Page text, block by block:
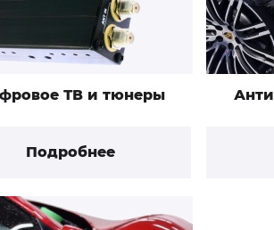
ТВ и тюнеры
Подробнее